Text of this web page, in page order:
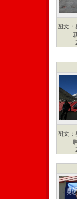
图文：
图文